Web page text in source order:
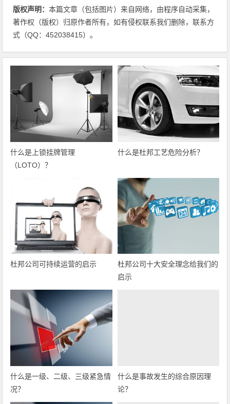
版权声明：本篇文章（包括图片）来自网络，由程序自动采集，
著作权（版权）归原作者所有，如有侵权联系我们删除，联系方
式（QQ：452038415）。
什么是上锁挂牌管理
（LOTO）？
什么是杜邦工艺危险分析？
杜邦公司可持续运营的启示
杜邦公司十大安全理念给我们的
启示
什么是一级、二级、三级紧急情
况？
什么是事故发生的综合原因理
论？